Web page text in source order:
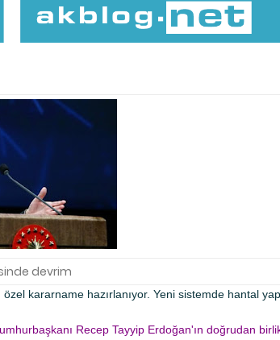
devrim
kararname hazırlanıyor. Yeni sistemde hantal
Recep Tayyip Erdoğan'ın doğrudan